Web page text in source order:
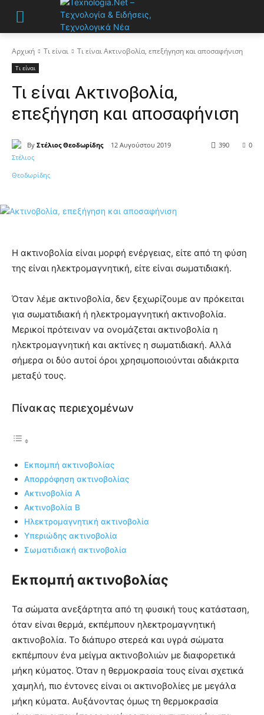
Αρχική Τι είναι Τι είναι Ακτινοβολία, επεξήγηση και αποσαφήνιση
Τι είναι
Τι είναι Ακτινοβολία,
επεξήγηση και αποσαφήνιση
By Στέλιος Θεοδωρίδης 12 Αυγούστου 2019 0
390
Η ακτινοβολία είναι μορφή ενέργειας, είτε από τη φύση
της είναι ηλεκτρομαγνητική, είτε είναι σωματιδιακή.
Όταν λέμε ακτινοβολία, δεν ξεχωρίζουμε αν πρόκειται
για σωματιδιακή ή ηλεκτρομαγνητική ακτινοβολία.
Μερικοί πρότειναν να ονομάζεται ακτινοβολία η
ηλεκτρομαγνητική και ακτίνες η σωματιδιακή. Αλλά
σήμερα οι δύο αυτοί όροι χρησιμοποιούνται αδιάκριτα
μεταξύ τους.
Πίνακας περιεχομένων
Εκπομπή ακτινοβολίας
Απορρόφηση ακτινοβολίας
Ακτινοβολία Α
Ακτινοβολία Β
Ηλεκτρομαγνητική ακτινοβολία
Υπεριώδης ακτινοβολία
Σωματιδιακή ακτινοβολία
Εκπομπή ακτινοβολίας
Τα σώματα ανεξάρτητα από τη φυσική τους κατάσταση,
όταν είναι θερμά, εκπέμπουν ηλεκτρομαγνητική
ακτινοβολία. Το διάπυρο στερεά και υγρά σώματα
εκπέμπουν ένα μείγμα ακτινοβολιών με διαφορετικά
μήκη κύματος. Όταν η θερμοκρασία τους είναι σχετικά
χαμηλή, πιο έντονες είναι οι ακτινοβολίες με μεγάλα
μήκη κύματα. Αυξάνοντας όμως τη θερμοκρασία